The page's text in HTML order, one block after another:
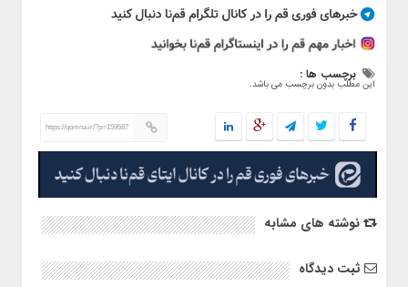
برچسب ها :
این مطلب بدون برچسب می باشد.
https://qomna.ir/?p=159587
نوشته های مشابه
ثبت دیدگاه